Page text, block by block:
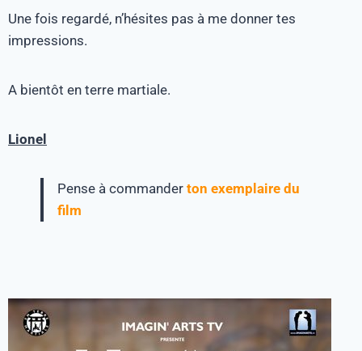
Une fois regardé, n’hésites pas à me donner tes
impressions.
A bientôt en terre martiale.
Lionel
Pense à commander ton exemplaire du
film